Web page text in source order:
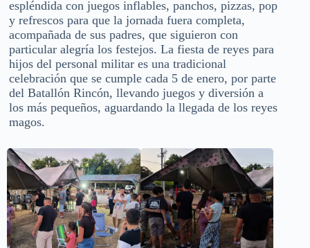
espléndida con juegos inflables, panchos, pizzas, pop
y refrescos para que la jornada fuera completa,
acompañada de sus padres, que siguieron con
particular alegría los festejos. La fiesta de reyes para
hijos del personal militar es una tradicional
celebración que se cumple cada 5 de enero, por parte
del Batallón Rincón, llevando juegos y diversión a
los más pequeños, aguardando la llegada de los reyes
magos.